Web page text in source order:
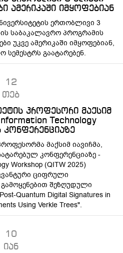
ამერიკაში იმყოფებიან
ერთობლივი 3
საბაკალავრო პროგრამის
უკვე ამერიკაში იმყოფებიან,
გაატარებენ.
12
თებ
პროფესორი მაქსიმ
Technology
კონფერენციაზე
მაქსიმ იავიჩმა,
კონფერენციაზე -
Workshop (QITW 2025)
ციფრული
გამოყენებით შეზღუდული
Quantum Digital Signatures in
Using Verkle Trees".
10
იან